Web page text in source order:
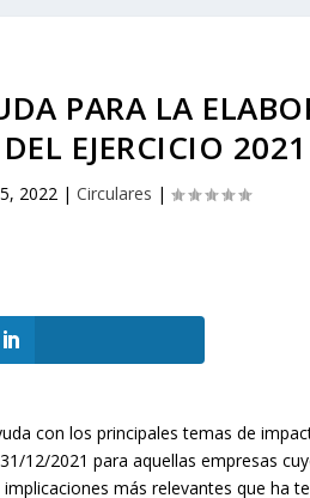
PARA LA
EJERCICIO 2021
2022 |Circulares |
con los principales temas de
12/2021 para aquellas empresas
más relevantes que ha